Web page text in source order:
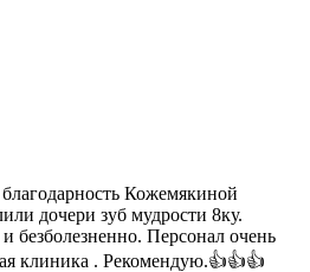
Кожемякиной
дочери зуб мудрости 8ку.
безболезненно. Персонал очень
клиника . Рекомендую.👍👍👍